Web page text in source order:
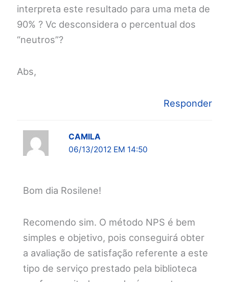
interpreta este resultado para uma meta de
90% ? Vc desconsidera o percentual dos
“neutros”?
Abs,
Responder
CAMILA
06/13/2012 EM 14:50
Bom dia Rosilene!
Recomendo sim. O método NPS é bem
simples e objetivo, pois conseguirá obter
a avaliação de satisfação referente a este
tipo de serviço prestado pela biblioteca